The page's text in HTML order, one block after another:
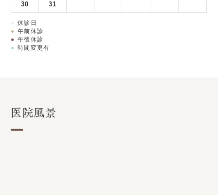
30 31
休診日
● 午前休診
● 午後休診
● 時間変更有
医院風景